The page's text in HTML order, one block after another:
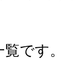
です。